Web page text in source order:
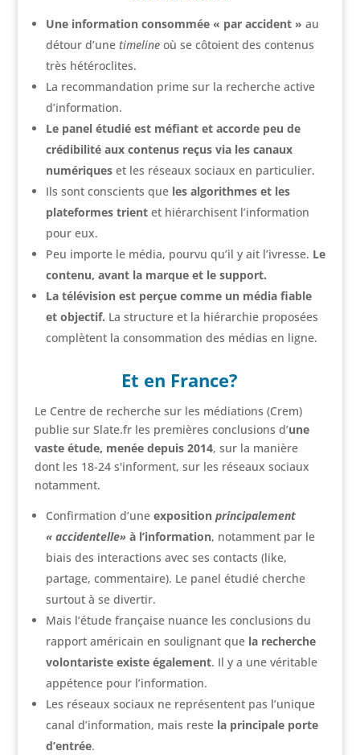
Une information consommée « par accident » au
détour d’une timelineoù se côtoient des contenus
très hétéroclites.
La recommandation prime sur la recherche active
d’information.
Le panel étudié est méfiant et accorde peu de
crédibilité aux contenus reçus via les canaux
numériqueset les réseaux sociaux en particulier.
Ils sont conscients que les algorithmes et les
plateformes trientet hiérarchisent l’information
pour eux.
Peu importe le média, pourvu qu’il y ait l’ivresse. Le
contenu, avant la marque et le support.
La télévision est perçue comme un média fiable
et objectif. La structure et la hiérarchie proposées
complètent la consommation des médias en ligne.
Et en France?
Le Centre de recherche sur les médiations (Crem)
publie sur Slate.fr les premières conclusions d’une
vaste étude, menée depuis 2014, sur la manière
dont les 18-24 s'informent, sur les réseaux sociaux
notamment.
Confirmation d’uneexposition principalement
« accidentelle» à l’information, notamment par le
biais des interactions avec ses contacts (like,
partage, commentaire). Le panel étudié cherche
surtout à se divertir.
Mais l’étude française nuance les conclusions du
rapport américain en soulignant que la recherche
volontariste existe également. Il y a une véritable
appétence pour l’information.
Les réseaux sociaux ne représentent pas l’unique
canal d’information, mais reste la principale porte
d’entrée.